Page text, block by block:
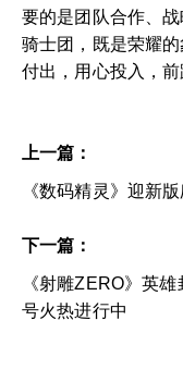
要的是团队合作、
骑士团，既是荣耀
付出，用心投入，
上一篇：
《数码精灵》迎新
下一篇：
《射雕ZERO》英
号火热进行中